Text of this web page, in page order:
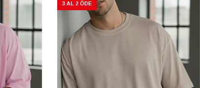
3 AL 2 ÖDE